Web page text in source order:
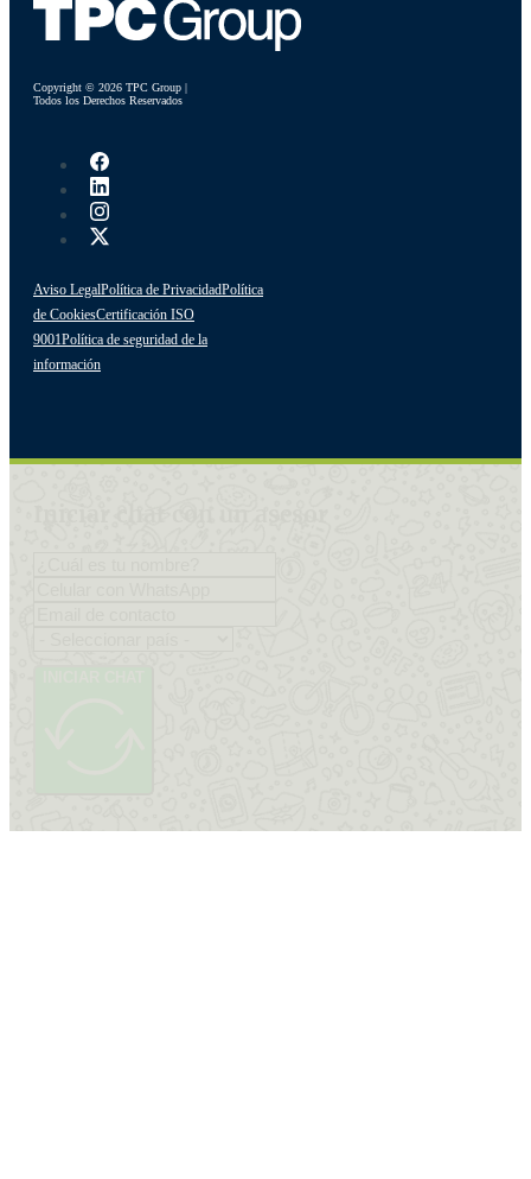
Copyright © 2026 TPC Group |
Todos los Derechos Reservados
Aviso LegalPolítica de PrivacidadPolítica
de CookiesCertificación ISO
9001Política de seguridad de la
información